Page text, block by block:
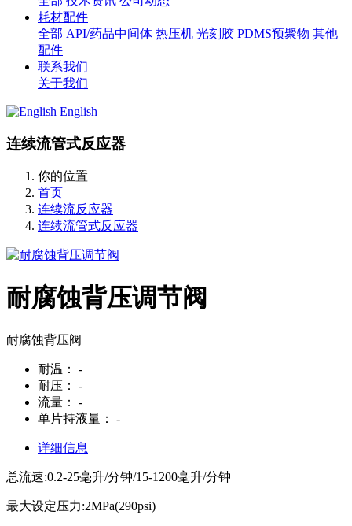
耗材配件
全部 API/药品中间体 热压机 光刻胶 PDMS预聚物 其他
配件
联系我们
关于我们
English
连续流管式反应器
你的位置
首页
连续流反应器
连续流管式反应器
耐腐蚀背压调节阀
耐腐蚀背压阀
耐温：
-
耐压：
-
流量：
-
单片持液量：
-
详细信息
总流速:0.2-25毫升/分钟/15-1200毫升/分钟
最大设定压力:2MPa(290psi)